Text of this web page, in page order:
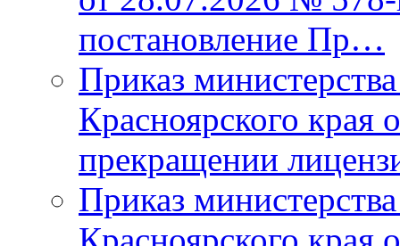
постановление Пр…
Приказ
Красноярского
прекращении
Приказ